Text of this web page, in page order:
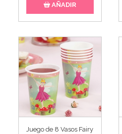
AÑADIR
Juego de 8 Vasos Fairy